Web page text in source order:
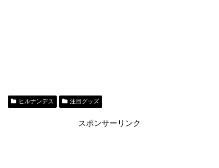
ヒルナンデス 注目グッズ
スポンサーリンク